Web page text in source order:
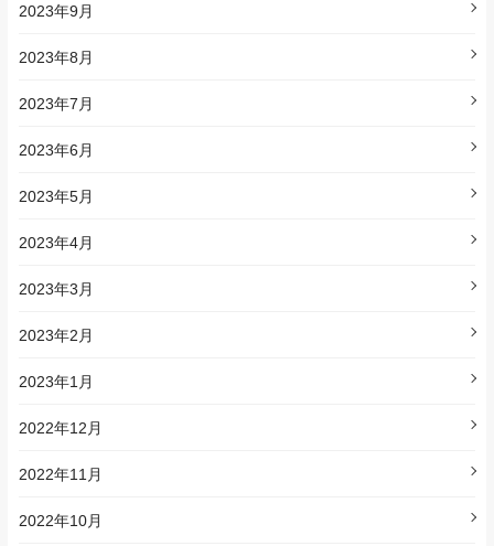
2023年9月
2023年8月
2023年7月
2023年6月
2023年5月
2023年4月
2023年3月
2023年2月
2023年1月
2022年12月
2022年11月
2022年10月